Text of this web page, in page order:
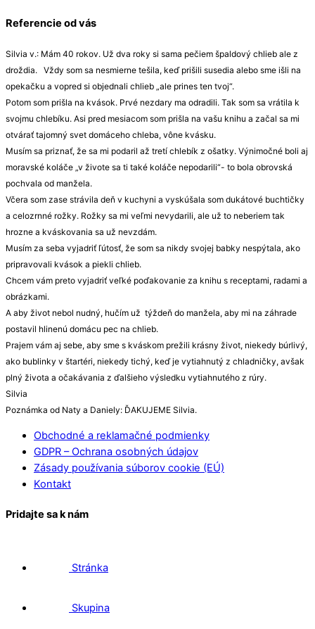
Referencie od vás
Silvia v.: Mám 40 rokov. Už dva roky si sama pečiem špaldový chlieb ale z
droždia. Vždy som sa nesmierne tešila, keď prišili susedia alebo sme išli na
opekačku a vopred si objednali chlieb „ale prines ten tvoj“.
Potom som prišla na kvások. Prvé nezdary ma odradili. Tak som sa vrátila k
svojmu chlebíku. Asi pred mesiacom som prišla na vašu knihu a začal sa mi
otvárať tajomný svet domáceho chleba, vône kvásku.
Musím sa priznať, že sa mi podaril až tretí chlebík z ošatky. Výnimočné boli aj
moravské koláče „v živote sa ti také koláče nepodarili“- to bola obrovská
pochvala od manžela.
Včera som zase strávila deň v kuchyni a vyskúšala som dukátové buchtičky
a celozrnné rožky. Rožky sa mi veľmi nevydarili, ale už to neberiem tak
hrozne a kváskovania sa už nevzdám.
Musím za seba vyjadriť ľútosť, že som sa nikdy svojej babky nespýtala, ako
pripravovali kvások a piekli chlieb.
Chcem vám preto vyjadriť veľké poďakovanie za knihu s receptami, radami a
obrázkami.
A aby život nebol nudný, hučím už týždeň do manžela, aby mi na záhrade
postavil hlinenú domácu pec na chlieb.
Prajem vám aj sebe, aby sme s kváskom prežili krásny život, niekedy búrlivý,
ako bublinky v štartéri, niekedy tichý, keď je vytiahnutý z chladničky, avšak
plný života a očakávania z ďalšieho výsledku vytiahnutého z rúry.
Silvia
Poznámka od Naty a Daniely: ĎAKUJEME Silvia.
Obchodné a reklamačné podmienky
GDPR – Ochrana osobných údajov
Zásady používania súborov cookie (EÚ)
Kontakt
Pridajte sa k nám
Stránka
Skupina